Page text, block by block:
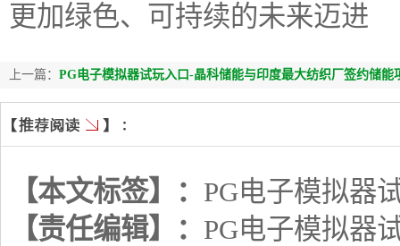
更加绿色、可持续的未来迈进
上一篇： PG电子模拟器试玩入口-晶科储能与印度最大纺织厂签约储能
【本文标签】： PG电子模拟器
【责任编辑】： PG电子模拟器